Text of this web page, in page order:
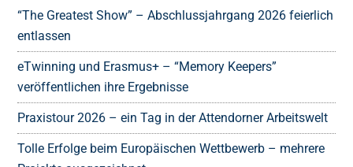
“The Greatest Show” – Abschlussjahrgang 2026 feierlich
entlassen
eTwinning und Erasmus+ – “Memory Keepers”
veröffentlichen ihre Ergebnisse
Praxistour 2026 – ein Tag in der Attendorner Arbeitswelt
Tolle Erfolge beim Europäischen Wettbewerb – mehrere